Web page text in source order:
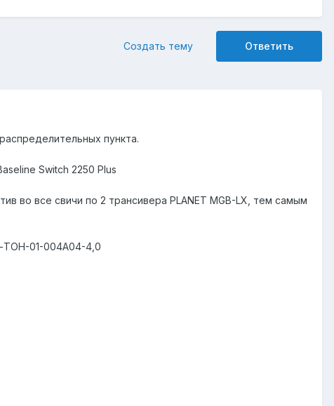
Ответить
Создать тему
пункта.
Switch 2250 Plus
во все свичи по 2 трансивера PLANET MGB-LX, тем самым
ТОН-01-004А04-4,0